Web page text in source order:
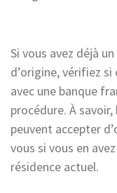
Si vous avez déjà
d’origine, vérifiez
avec une banque
procédure. À
peuvent accepter
vous si vous en
résidence actuel.